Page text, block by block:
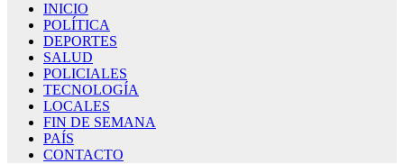
INICIO
POLÍTICA
DEPORTES
SALUD
POLICIALES
TECNOLOGÍA
LOCALES
FIN DE SEMANA
PAÍS
CONTACTO